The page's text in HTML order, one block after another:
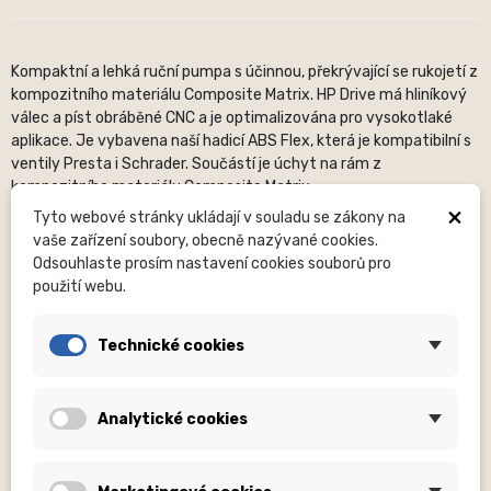
Kompaktní a lehká ruční pumpa s účinnou, překrývající se rukojetí z
kompozitního materiálu Composite Matrix. HP Drive má hliníkový
válec a píst obráběné CNC a je optimalizována pro vysokotlaké
aplikace. Je vybavena naší hadicí ABS Flex, která je kompatibilní s
ventily Presta i Schrader. Součástí je úchyt na rám z
kompozitního materiálu Composite Matrix.
Popis běžně udávaných rozměrů:OS (OS – neudán), H – počet
děr, mm – milimetry, ...
V názvech produktů oblečení jsou obsaženy velikosti (XXS,S, nebo
jiné).
Fotografie
pozornost názvu produktu, kde bývá specifikováno zda je
kvalitních cyklistických doplňků a vybavení. Založila ji v roce 2007
×
Tyto webové stránky ukládají v souladu se zákony na
vaše zařízení soubory, obecně nazývané cookies.
Odsouhlaste prosím nastavení cookies souborů pro
použití webu.
Technické cookies
Analytické cookies